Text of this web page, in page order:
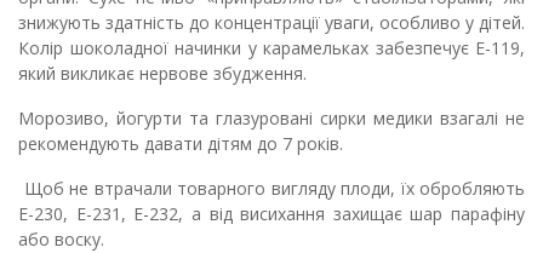
знижують здатність до концентрації уваги, особливо у дітей.
Колір шоколадної начинки у карамельках забезпечує Е-119,
який викликає нервове збудження.
Морозиво, йогурти та глазуровані сирки медики взагалі не
рекомендують давати дітям до 7 років.
Щоб не втрачали товарного вигляду плоди, їх обробляють
Е-230, Е-231, Е-232, а від висихання захищає шар парафіну
або воску.